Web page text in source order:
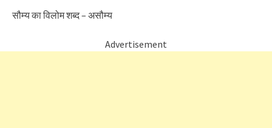
सौम्य का विलोम शब्द – असौम्य
Advertisement